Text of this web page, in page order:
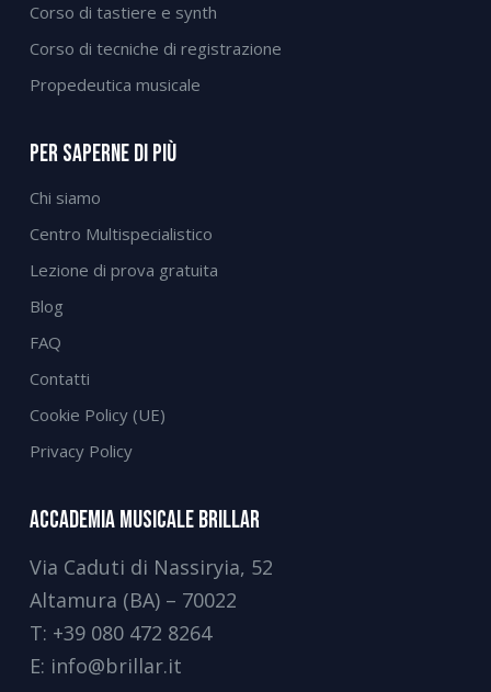
Corso di tastiere e synth
Corso di tecniche di registrazione
Propedeutica musicale
Per Saperne Di Più
Chi siamo
Centro Multispecialistico
Lezione di prova gratuita
Blog
FAQ
Contatti
Cookie Policy (UE)
Privacy Policy
Accademia Musicale Brillar
Via Caduti di Nassiryia, 52
Altamura (BA) – 70022
T: +39 080 472 8264
E: info@brillar.it